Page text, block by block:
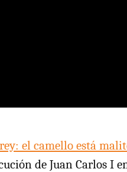
el camello está
de Juan Carlos I